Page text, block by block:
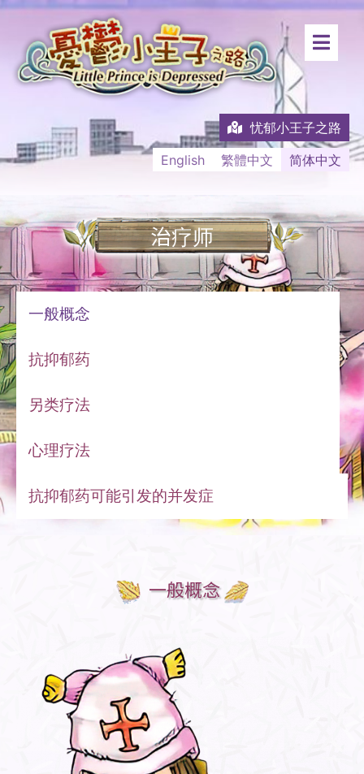
忧郁小王子之路
English
繁體中文 简体中文
治疗师
一般概念
抗抑郁药
另类疗法
心理疗法
抗抑郁药可能引发的并发症
一般概念